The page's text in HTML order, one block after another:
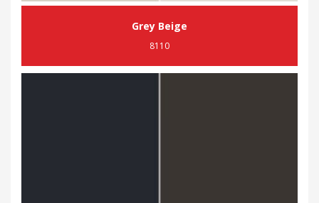
Grey Beige
8110